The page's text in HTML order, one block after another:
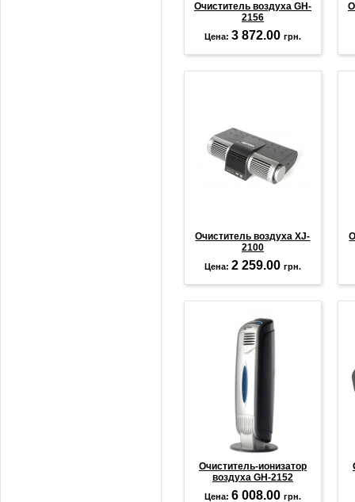
Очиститель воздуха GH-
2156
Цена: 3 872.00 грн.
Очиститель воздуха XJ-
2100
Цена: 2 259.00 грн.
Очиститель-ионизатор
воздуха GH-2152
Цена: 6 008.00 грн.